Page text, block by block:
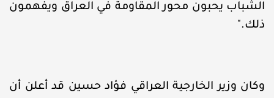
الشباب يحبون محور المقاومة في العراق ويفهمون
ذلك."
وكان وزير الخارجية العراقي فؤاد حسين قد أعلن أن